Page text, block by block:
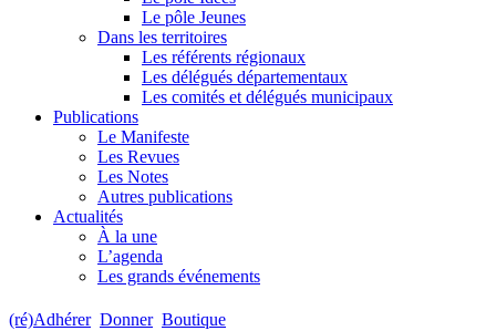
Le pôle Jeunes
Dans les territoires
Les référents régionaux
Les délégués départementaux
Les comités et délégués municipaux
Publications
Le Manifeste
Les Revues
Les Notes
Autres publications
Actualités
À la une
L’agenda
Les grands événements
(ré)Adhérer Donner Boutique